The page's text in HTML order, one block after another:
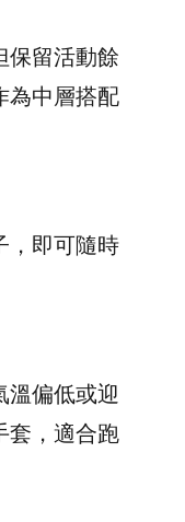
保留活動餘
為中層搭配
，即可隨時
溫偏低或迎
套，適合跑